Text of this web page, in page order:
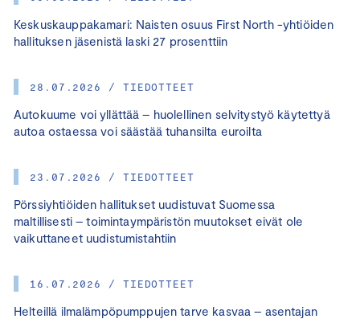
Keskuskauppakamari: Naisten osuus First North -yhtiöiden
hallituksen jäsenistä laski 27 prosenttiin
28.07.2026 / TIEDOTTEET
Autokuume voi yllättää – huolellinen selvitystyö käytettyä
autoa ostaessa voi säästää tuhansilta euroilta
23.07.2026 / TIEDOTTEET
Pörssiyhtiöiden hallitukset uudistuvat Suomessa
maltillisesti – toimintaympäristön muutokset eivät ole
vaikuttaneet uudistumistahtiin
16.07.2026 / TIEDOTTEET
Helteillä ilmalämpöpumppujen tarve kasvaa – asentajan